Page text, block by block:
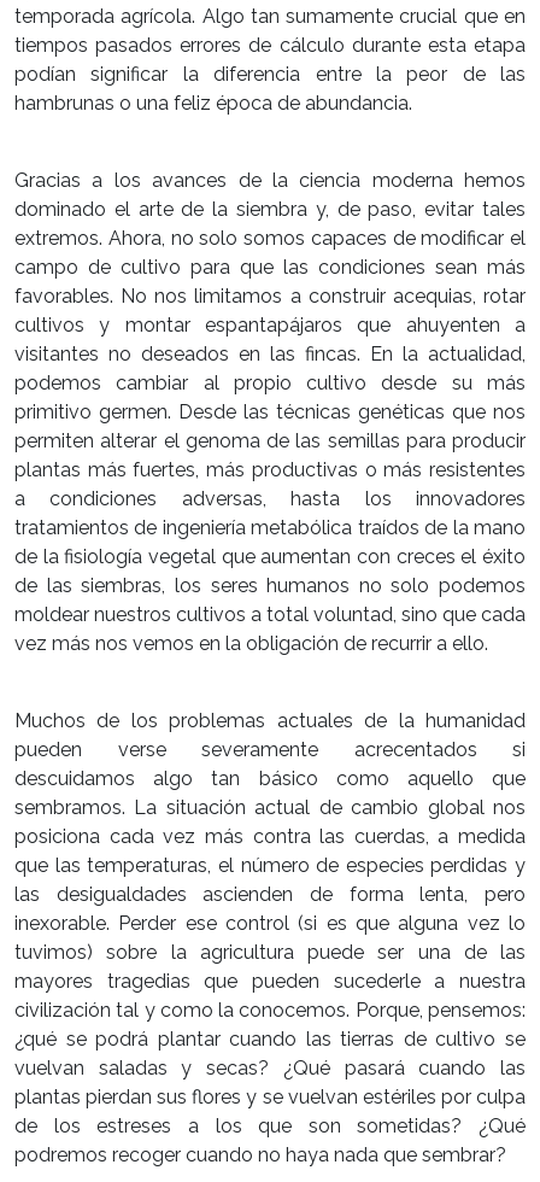
temporada agrícola. Algo tan sumamente crucial que en
tiempos pasados errores de cálculo durante esta etapa
podían significar la diferencia entre la peor de las
hambrunas o una feliz época de abundancia.
Gracias a los avances de la ciencia moderna hemos
dominado el arte de la siembra y, de paso, evitar tales
extremos. Ahora, no solo somos capaces de modificar el
campo de cultivo para que las condiciones sean más
favorables. No nos limitamos a construir acequias, rotar
cultivos y montar espantapájaros que ahuyenten a
visitantes no deseados en las fincas. En la actualidad,
podemos cambiar al propio cultivo desde su más
primitivo germen. Desde las técnicas genéticas que nos
permiten alterar el genoma de las semillas para producir
plantas más fuertes, más productivas o más resistentes
a condiciones adversas, hasta los innovadores
tratamientos de ingeniería metabólica traídos de la mano
de la fisiología vegetal que aumentan con creces el éxito
de las siembras, los seres humanos no solo podemos
moldear nuestros cultivos a total voluntad, sino que cada
vez más nos vemos en la obligación de recurrir a ello.
Muchos de los problemas actuales de la humanidad
pueden verse severamente acrecentados si
descuidamos algo tan básico como aquello que
sembramos. La situación actual de cambio global nos
posiciona cada vez más contra las cuerdas, a medida
que las temperaturas, el número de especies perdidas y
las desigualdades ascienden de forma lenta, pero
inexorable. Perder ese control (si es que alguna vez lo
tuvimos) sobre la agricultura puede ser una de las
mayores tragedias que pueden sucederle a nuestra
civilización tal y como la conocemos. Porque, pensemos:
¿qué se podrá plantar cuando las tierras de cultivo se
vuelvan saladas y secas? ¿Qué pasará cuando las
plantas pierdan sus flores y se vuelvan estériles por culpa
de los estreses a los que son sometidas? ¿Qué
podremos recoger cuando no haya nada que sembrar?